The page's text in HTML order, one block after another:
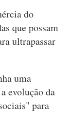
do
que possam
ultrapassar
uma
evolução da
para